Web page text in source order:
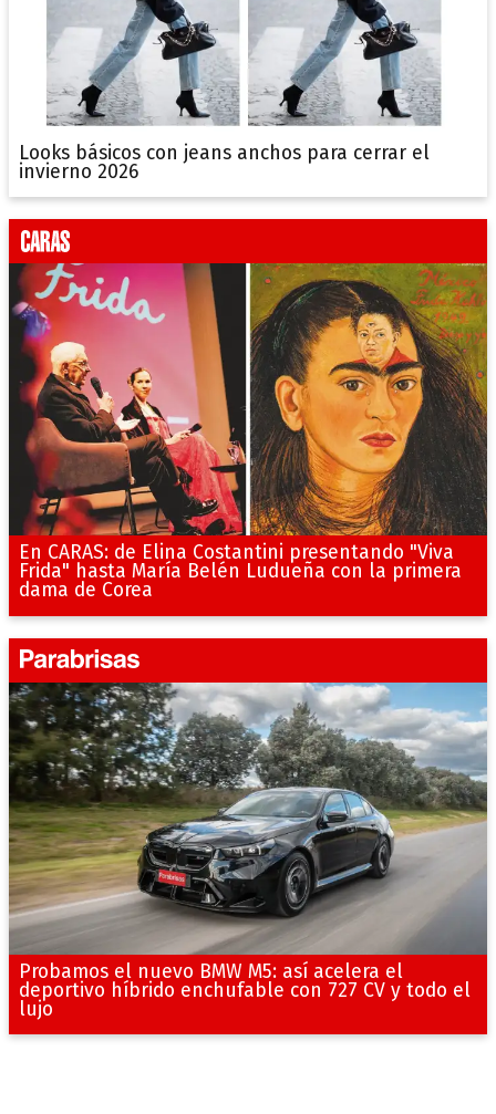
Looks básicos con jeans anchos para cerrar el
invierno 2026
En CARAS: de Elina Costantini presentando "Viva
Frida" hasta María Belén Ludueña con la primera
dama de Corea
Probamos el nuevo BMW M5: así acelera el
deportivo híbrido enchufable con 727 CV y todo el
lujo